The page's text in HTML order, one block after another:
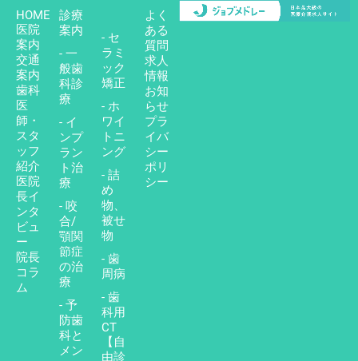
HOME
医院
案内
交通
案内
歯科
医
師・
スタ
ッフ
紹介
医院
長イ
ンタ
ビュ
ー
院長
コラ
ム
診療
案内
- 一
般歯
科診
療
- イ
ンプ
ラン
ト治
療
- 咬
合/
顎関
節症
の治
療
- 予
防歯
科と
メン
- セ
ラミ
ック
矯正
- ホ
ワイ
トニ
ング
- 詰
め
物、
被せ
物
- 歯
周病
- 歯
科用
CT
【自
由診
よく
ある
質問
求人
情報
お知
らせ
プラ
イバ
シー
ポリ
シー